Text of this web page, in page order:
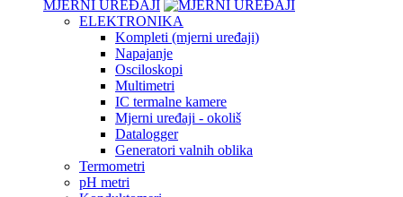
MJERNI UREĐAJI
ELEKTRONIKA
Kompleti (mjerni uređaji)
Napajanje
Osciloskopi
Multimetri
IC termalne kamere
Mjerni uređaji - okoliš
Datalogger
Generatori valnih oblika
Termometri
pH metri